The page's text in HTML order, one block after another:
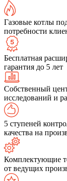
Газовые котлы
потребности
Бесплатная
гарантия до 5 лет
Собственный
исследований и
5 ступеней
качества на
Комплектующие
от ведущих